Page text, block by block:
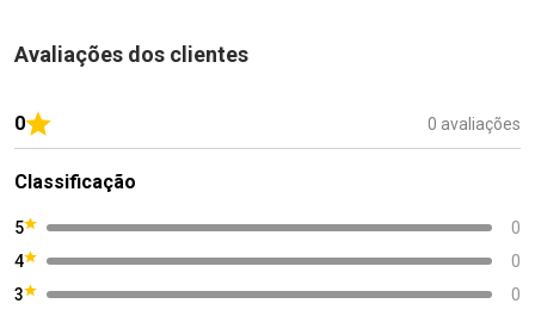
Avaliações dos clientes
0 0 avaliações
Classificação
5
0
4
0
3
0